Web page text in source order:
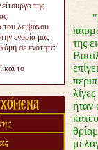
της
λειψάνου
ενορία μας
σε ενότητα
και το
"Εκ
της
ήταν